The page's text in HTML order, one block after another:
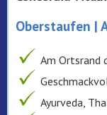
Oberstaufen |
Am Ortsrand
Ayurveda,